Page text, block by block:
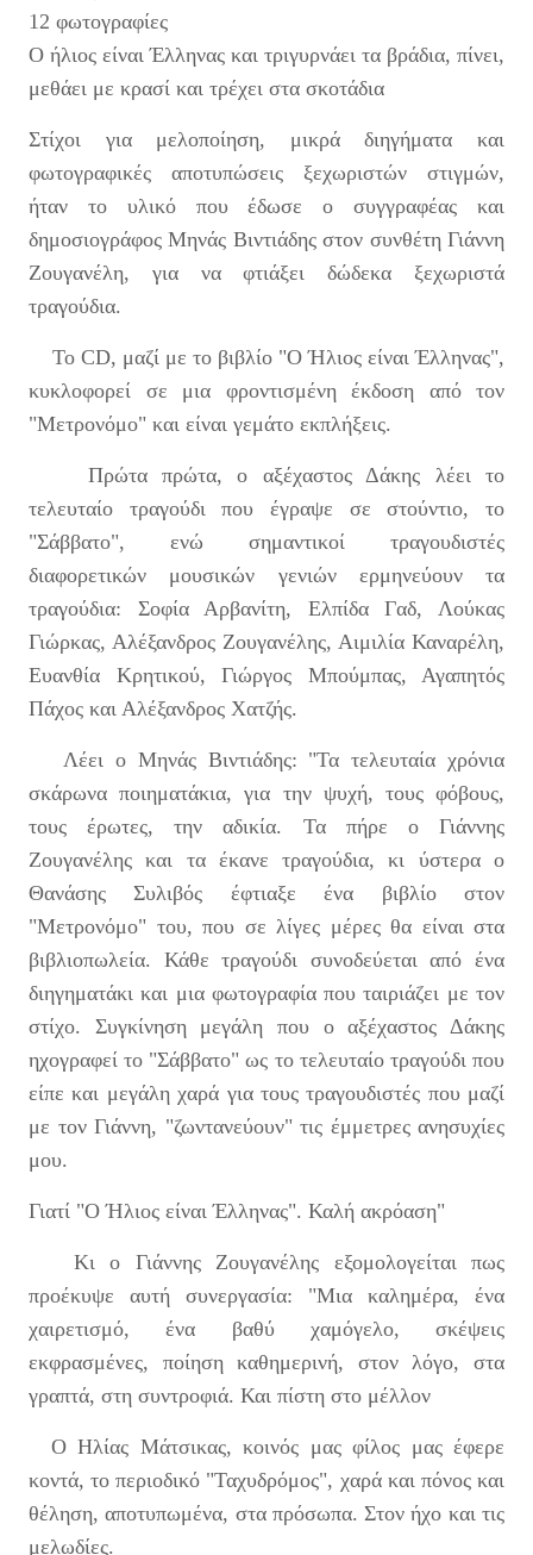
12 φωτογραφίες
Ο ήλιος είναι Έλληνας και τριγυρνάει τα βράδια, πίνει,
μεθάει με κρασί και τρέχει στα σκοτάδια
Στίχοι για μελοποίηση, μικρά διηγήματα και
φωτογραφικές αποτυπώσεις ξεχωριστών στιγμών,
ήταν το υλικό που έδωσε ο συγγραφέας και
δημοσιογράφος Μηνάς Βιντιάδης στον συνθέτη Γιάννη
Ζουγανέλη, για να φτιάξει δώδεκα ξεχωριστά
τραγούδια.
Το CD, μαζί με το βιβλίο "Ο Ήλιος είναι Έλληνας",
κυκλοφορεί σε μια φροντισμένη έκδοση από τον
"Μετρονόμο" και είναι γεμάτο εκπλήξεις.
Πρώτα πρώτα, ο αξέχαστος Δάκης λέει το
τελευταίο τραγούδι που έγραψε σε στούντιο, το
"Σάββατο", ενώ σημαντικοί τραγουδιστές
διαφορετικών μουσικών γενιών ερμηνεύουν τα
τραγούδια: Σοφία Αρβανίτη, Ελπίδα Γαδ, Λούκας
Γιώρκας, Αλέξανδρος Ζουγανέλης, Αιμιλία Καναρέλη,
Ευανθία Κρητικού, Γιώργος Μπούμπας, Αγαπητός
Πάχος και Αλέξανδρος Χατζής.
Λέει ο Μηνάς Βιντιάδης: "Τα τελευταία χρόνια
σκάρωνα ποιηματάκια, για την ψυχή, τους φόβους,
τους έρωτες, την αδικία. Τα πήρε ο Γιάννης
Ζουγανέλης και τα έκανε τραγούδια, κι ύστερα ο
Θανάσης Συλιβός έφτιαξε ένα βιβλίο στον
"Μετρονόμο" του, που σε λίγες μέρες θα είναι στα
βιβλιοπωλεία. Κάθε τραγούδι συνοδεύεται από ένα
διηγηματάκι και μια φωτογραφία που ταιριάζει με τον
στίχο. Συγκίνηση μεγάλη που ο αξέχαστος Δάκης
ηχογραφεί το "Σάββατο" ως το τελευταίο τραγούδι που
είπε και μεγάλη χαρά για τους τραγουδιστές που μαζί
με τον Γιάννη, "ζωντανεύουν" τις έμμετρες ανησυχίες
μου.
Γιατί "Ο Ήλιος είναι Έλληνας". Καλή ακρόαση"
Κι ο Γιάννης Ζουγανέλης εξομολογείται πως
προέκυψε αυτή συνεργασία: "Μια καλημέρα, ένα
χαιρετισμό, ένα βαθύ χαμόγελο, σκέψεις
εκφρασμένες, ποίηση καθημερινή, στον λόγο, στα
γραπτά, στη συντροφιά. Και πίστη στο μέλλον
Ο Ηλίας Μάτσικας, κοινός μας φίλος μας έφερε
κοντά, το περιοδικό "Ταχυδρόμος", χαρά και πόνος και
θέληση, αποτυπωμένα, στα πρόσωπα. Στον ήχο και τις
μελωδίες.